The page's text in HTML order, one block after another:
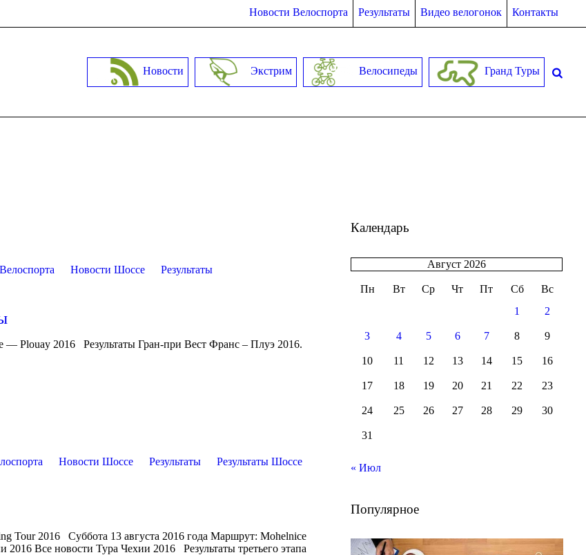
Новости Велоспорта Результаты Видео велогонок Контакты
Новости Экстрим Велосипеды Гранд Туры
Новости Шоссе
Результаты
— Plouay 2016 Результаты Гран-при Вест Франс – Плуэ 2016.
Новости Шоссе Результаты
Результаты Шоссе
Tour 2016 Суббота 13 августа 2016 года Маршрут: Mohelnice
Все новости Тура Чехии 2016 Результаты третьего этапа
Календарь
Август 2026
Пн Вт Ср Чт Пт Сб
Вс
1
2
3 4 5 6 7 8 9
10 11 12 13 14 15 16
17 18 19 20 21 22 23
24 25 26 27 28 29 30
31
« Июл
Популярное